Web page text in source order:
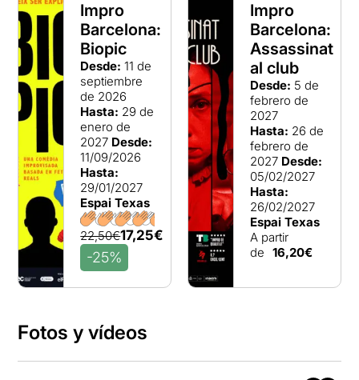
Impro
Barcelona:
Biopic
Desde: 11 de
septiembre
de 2026
Hasta: 29 de
enero de
2027 Desde:
11/09/2026
Hasta:
29/01/2027
Espai Texas
22,50€17,25€
-25%
Impro
Barcelona:
Assassinat
al club
Desde: 5 de
febrero de
2027
Hasta: 26 de
febrero de
2027 Desde:
05/02/2027
Hasta:
26/02/2027
Espai Texas
A partir
de 16,20€
Fotos y vídeos